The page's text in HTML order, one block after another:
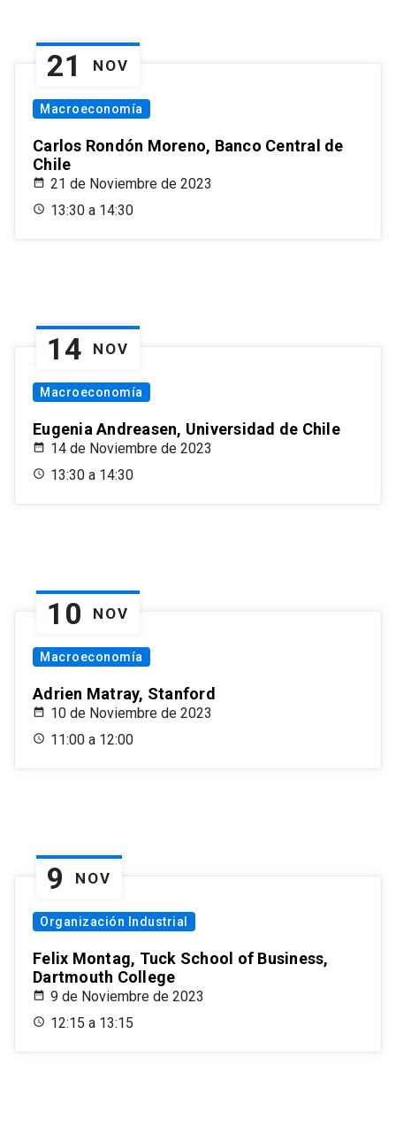
21 NOV
Macroeconomía
Carlos Rondón Moreno, Banco Central de
Chile
21 de Noviembre de 2023
13:30 a 14:30
14 NOV
Macroeconomía
Eugenia Andreasen, Universidad de Chile
14 de Noviembre de 2023
13:30 a 14:30
10 NOV
Macroeconomía
Adrien Matray, Stanford
10 de Noviembre de 2023
11:00 a 12:00
9 NOV
Organización Industrial
Felix Montag, Tuck School of Business,
Dartmouth College
9 de Noviembre de 2023
12:15 a 13:15